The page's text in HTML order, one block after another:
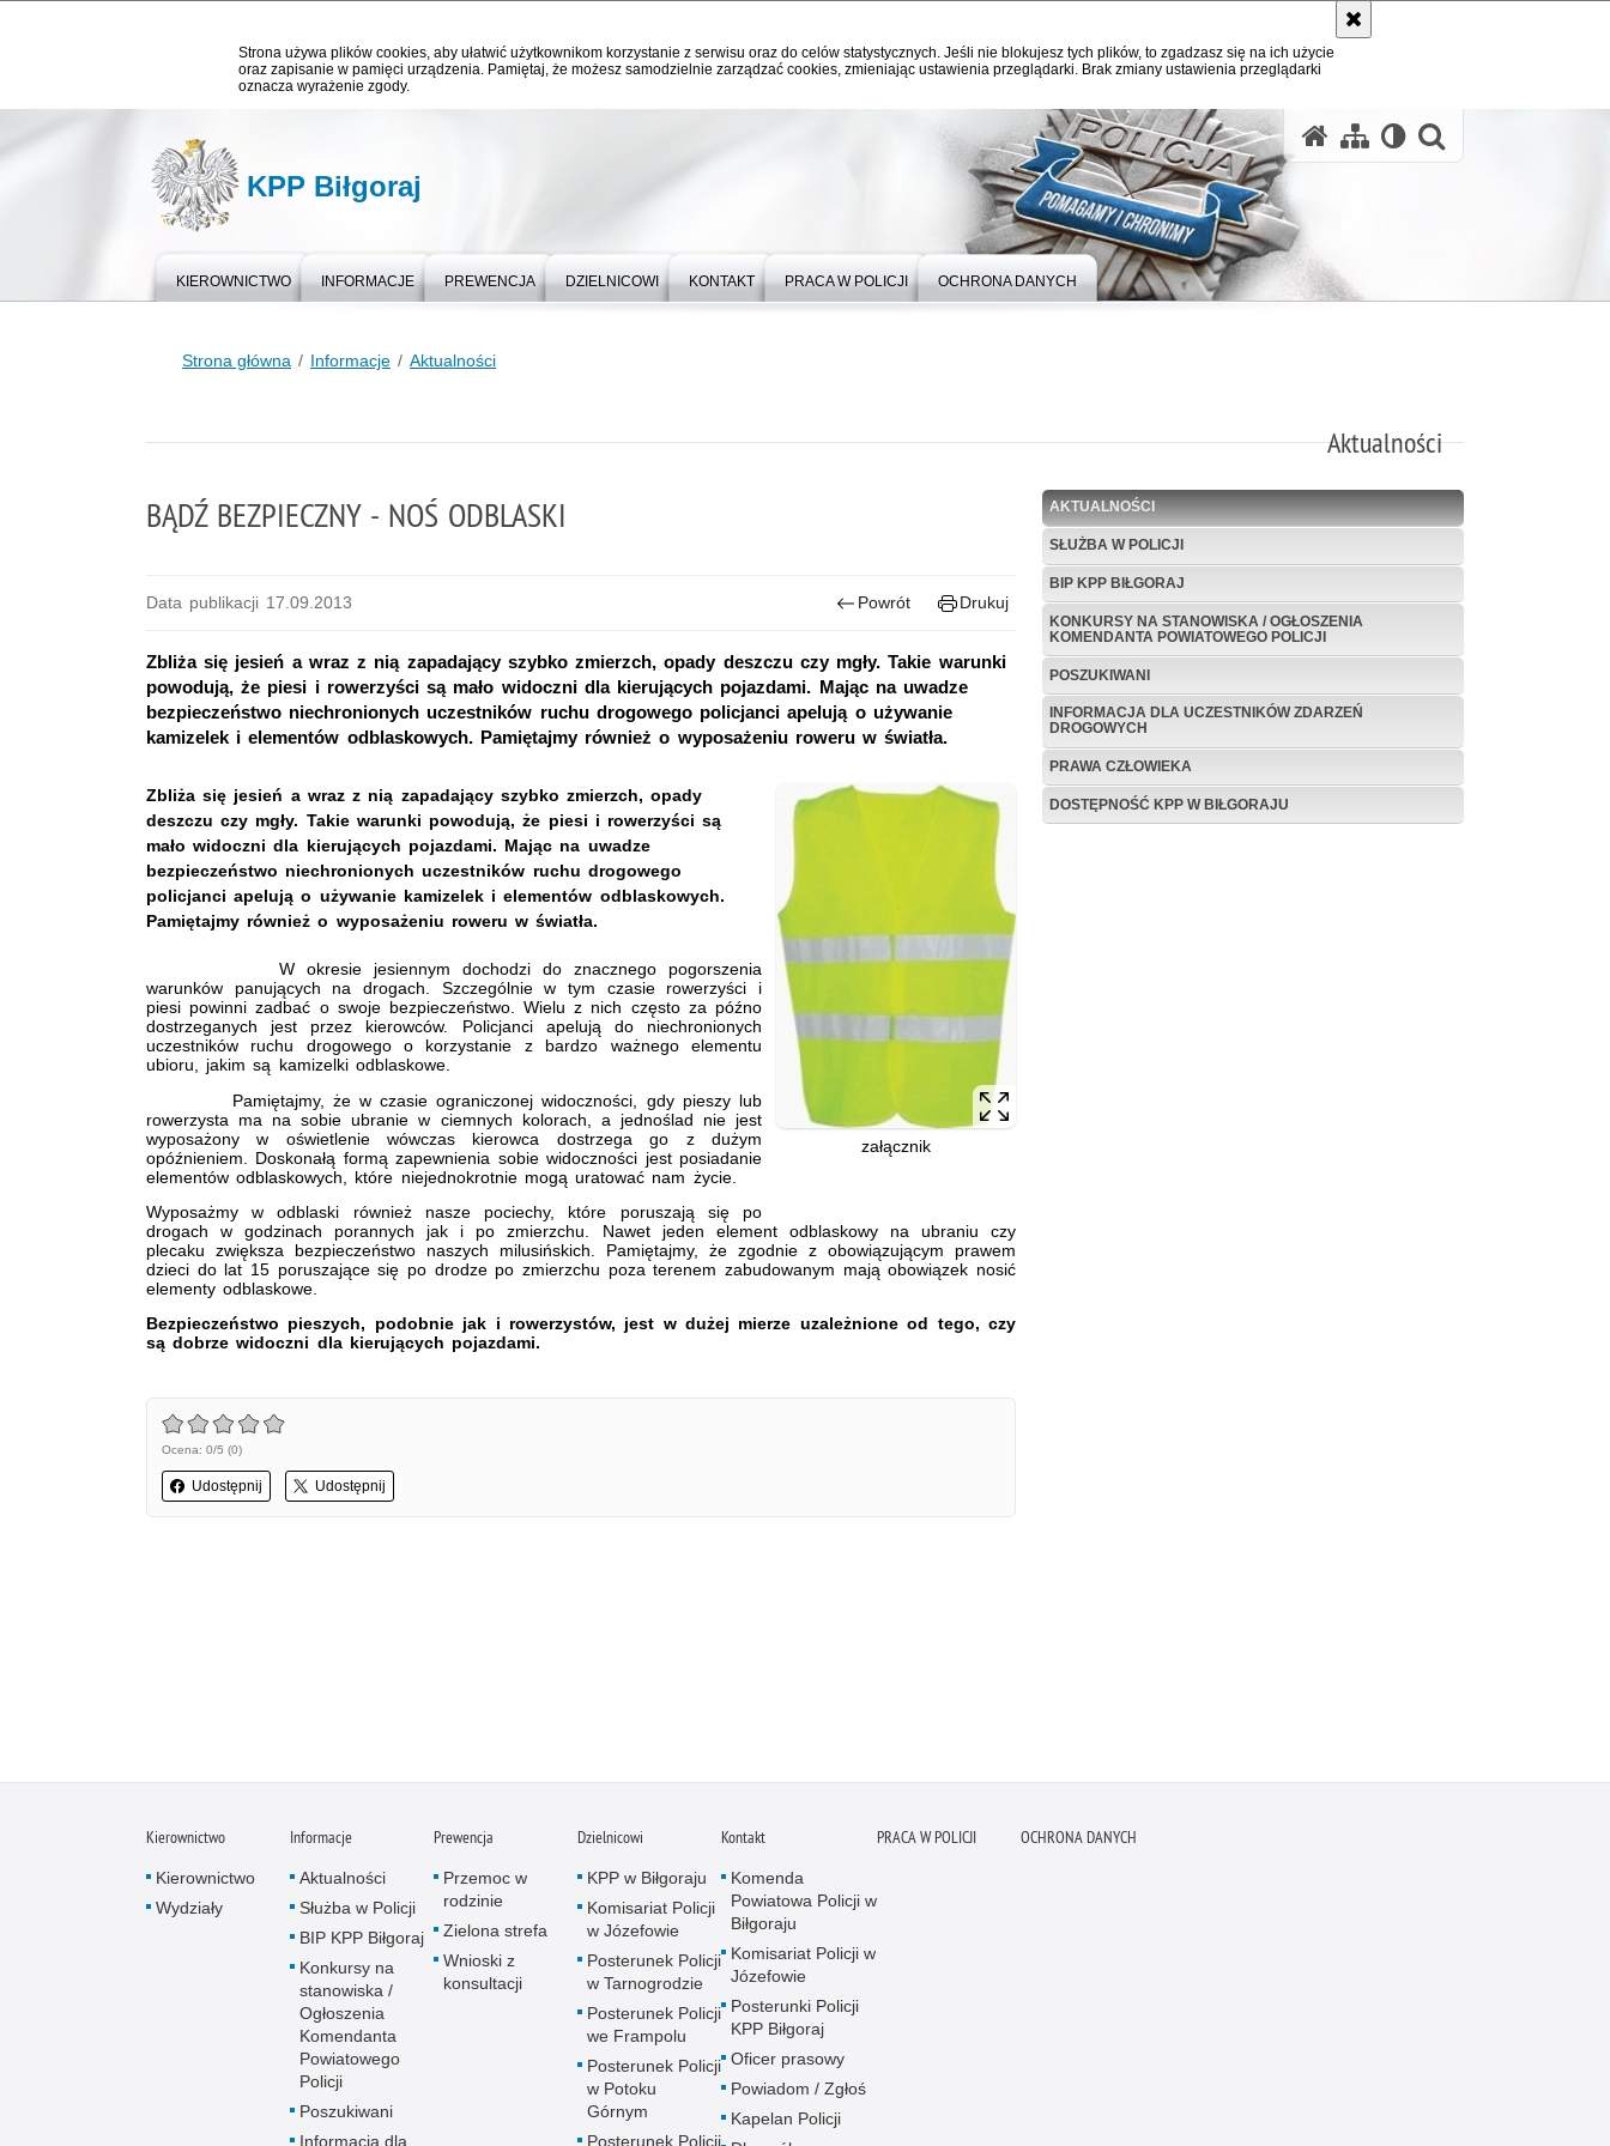
Strona używa plików cookies, aby ułatwić użytkownikom korzystanie z serwisu oraz do celów statystycznych. Jeśli nie blokujesz tych plików, to zgadzasz się na ich użycie
oraz zapisanie w pamięci urządzenia. Pamiętaj, że możesz samodzielnie zarządzać cookies, zmieniając ustawienia przeglądarki. Brak zmiany ustawienia przeglądarki
oznacza wyrażenie zgody.
KPP Biłgoraj
KIEROWNICTWO INFORMACJE PREWENCJA DZIELNICOWI KONTAKT PRACA W POLICJI OCHRONA DANYCH
Strona główna Informacje Aktualności
Aktualności
BĄDŹ BEZPIECZNY - NOŚ ODBLASKI
Data publikacji 17.09.2013 Powrót Drukuj
Zbliża się jesień a wraz z nią zapadający szybko zmierzch, opady deszczu czy mgły. Takie warunki
powodują, że piesi i rowerzyści są mało widoczni dla kierujących pojazdami. Mając na uwadze
bezpieczeństwo niechronionych uczestników ruchu drogowego policjanci apelują o używanie
kamizelek i elementów odblaskowych. Pamiętajmy również o wyposażeniu roweru w światła.
załącznik
Zbliża się jesień a wraz z nią zapadający szybko zmierzch, opady
deszczu czy mgły. Takie warunki powodują, że piesi i rowerzyści są
mało widoczni dla kierujących pojazdami. Mając na uwadze
bezpieczeństwo niechronionych uczestników ruchu drogowego
policjanci apelują o używanie kamizelek i elementów odblaskowych.
Pamiętajmy również o wyposażeniu roweru w światła.
W okresie jesiennym dochodzi do znacznego pogorszenia
warunków panujących na drogach. Szczególnie w tym czasie rowerzyści i
piesi powinni zadbać o swoje bezpieczeństwo. Wielu z nich często za późno
dostrzeganych jest przez kierowców. Policjanci apelują do niechronionych
uczestników ruchu drogowego o korzystanie z bardzo ważnego elementu
ubioru, jakim są kamizelki odblaskowe.
Pamiętajmy, że w czasie ograniczonej widoczności, gdy pieszy lub
rowerzysta ma na sobie ubranie w ciemnych kolorach, a jednoślad nie jest
wyposażony w oświetlenie wówczas kierowca dostrzega go z dużym
opóźnieniem. Doskonałą formą zapewnienia sobie widoczności jest posiadanie
elementów odblaskowych, które niejednokrotnie mogą uratować nam życie.
Wyposażmy w odblaski również nasze pociechy, które poruszają się po
drogach w godzinach porannych jak i po zmierzchu. Nawet jeden element odblaskowy na ubraniu czy
plecaku zwiększa bezpieczeństwo naszych milusińskich. Pamiętajmy, że zgodnie z obowiązującym prawem
dzieci do lat 15 poruszające się po drodze po zmierzchu poza terenem zabudowanym mają obowiązek nosić
elementy odblaskowe.
Bezpieczeństwo pieszych, podobnie jak i rowerzystów, jest w dużej mierze uzależnione od tego, czy
są dobrze widoczni dla kierujących pojazdami.
Ocena: 0/5 (0)
Udostępnij Udostępnij
AKTUALNOŚCI
SŁUŻBA W POLICJI
BIP KPP BIŁGORAJ
KONKURSY NA STANOWISKA / OGŁOSZENIA
KOMENDANTA POWIATOWEGO POLICJI
POSZUKIWANI
INFORMACJA DLA UCZESTNIKÓW ZDARZEŃ
DROGOWYCH
PRAWA CZŁOWIEKA
DOSTĘPNOŚĆ KPP W BIŁGORAJU
Kierownictwo
Kierownictwo
Wydziały
Informacje
Aktualności
Służba w Policji
BIP KPP Biłgoraj
Konkursy na
stanowiska /
Ogłoszenia
Komendanta
Powiatowego
Policji
Poszukiwani
Informacja dla
Prewencja
Przemoc w
rodzinie
Zielona strefa
Wnioski z
konsultacji
Dzielnicowi
KPP w Biłgoraju
Komisariat Policji
w Józefowie
Posterunek Policji
w Tarnogrodzie
Posterunek Policji
we Frampolu
Posterunek Policji
w Potoku
Górnym
Posterunek Policji
Kontakt
Komenda
Powiatowa Policji w
Biłgoraju
Komisariat Policji w
Józefowie
Posterunki Policji
KPP Biłgoraj
Oficer prasowy
Powiadom / Zgłoś
Kapelan Policji
PRACA W POLICJI OCHRONA DANYCH